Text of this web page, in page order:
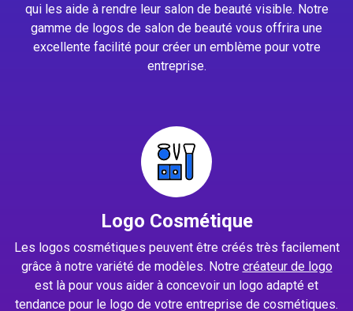
qui les aide à rendre leur salon de beauté visible. Notre
gamme de logos de salon de beauté vous offrira une
excellente facilité pour créer un emblème pour votre
entreprise.
Logo Cosmétique
Les logos cosmétiques peuvent être créés très facilement
grâce à notre variété de modèles. Notre créateur de logo
est là pour vous aider à concevoir un logo adapté et
tendance pour le logo de votre entreprise de cosmétiques.